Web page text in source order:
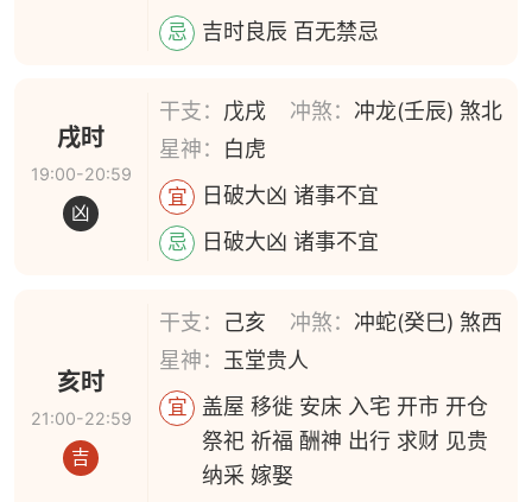
忌 吉时良辰 百无禁忌
戌时
19:00-20:59
凶
干支： 戊戌 冲煞： 冲龙(壬辰) 煞北
星神： 白虎
宜 日破大凶 诸事不宜
忌 日破大凶 诸事不宜
亥时
21:00-22:59
吉
干支： 己亥 冲煞： 冲蛇(癸巳) 煞西
星神： 玉堂贵人
宜
盖屋 移徙 安床 入宅 开市 开仓
祭祀 祈福 酬神 出行 求财 见贵
纳采 嫁娶